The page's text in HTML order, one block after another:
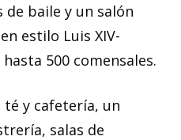
de baile y un salón
estilo Luis XIV-
500 comensales.
té y cafetería, un
salas de